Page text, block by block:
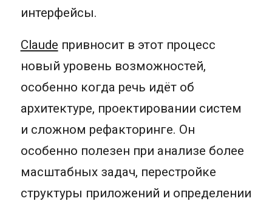
интерфейсы.
Claude привносит в этот процесс
новый уровень возможностей,
особенно когда речь идёт об
архитектуре, проектировании систем
и сложном рефакторинге. Он
особенно полезен при анализе более
масштабных задач, перестройке
структуры приложений и определении